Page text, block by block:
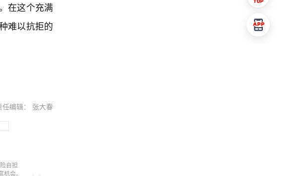
在这个充满
难以抗拒的
任编辑： 张大春
自担
会。